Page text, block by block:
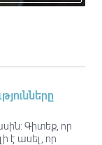
Գիտեք, որ
է ասել, որ